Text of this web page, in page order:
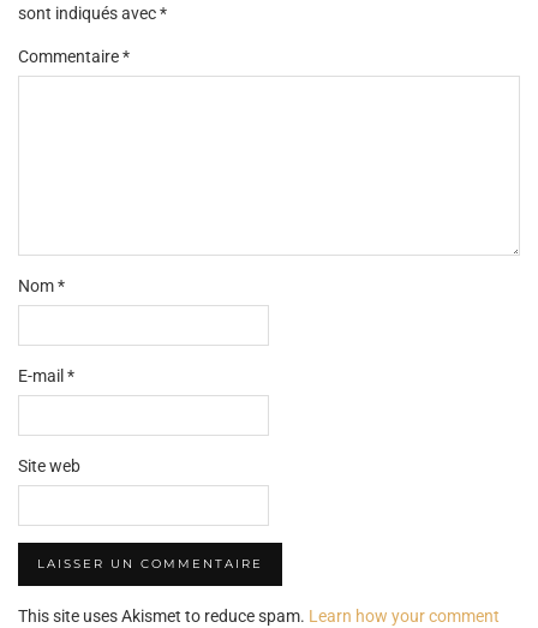
sont indiqués avec*
Commentaire*
Nom*
E-mail *
Site web
This site uses Akismet to reduce spam. Learn how your comment